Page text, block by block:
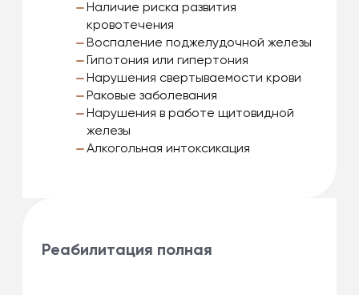
Наличие риска развития
кровотечения
Воспаление поджелудочной железы
Гипотония или гипертония
Нарушения свертываемости крови
Раковые заболевания
Нарушения в работе щитовидной
железы
Алкогольная интоксикация
Реабилитация полная